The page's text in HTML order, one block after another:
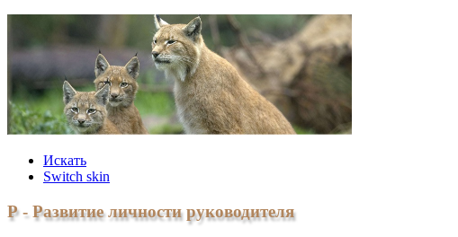
Искать
Switch skin
Р - Развитие личности руководителя